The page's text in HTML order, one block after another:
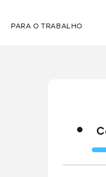
PARA O TRABALHO